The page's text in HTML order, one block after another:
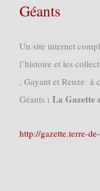
Géants
Un site internet
l’histoire et les
, Gayant et Reuze à
Géants : La Gazette
http://gazette.terre-